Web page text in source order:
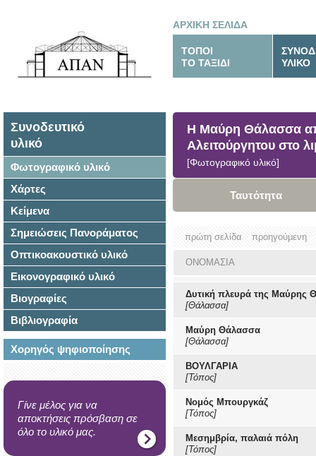
ΑΡΧΙΚΗ ΣΕΛΙΔΑ
ΤΟΠΟΙ
ΤΟ ΤΑΞΙΔΙ
ΥΛΙΚΟ
Συνοδευτικό
υλικό
Φωτογραφικό υλικό
Χάρτες
Κείμενα
Σημειώσεις Πανοράματος
Οπτικοακουστικό υλικό
Εικονογραφικό υλικό
Βιογραφίες
Βιβλιογραφία
Χορηγός ψηφιοποίησης
Γίνε μέλος για να
αποκτήσεις πρόσβαση σε
όλο το υλικό μας.
Η Μαύρη Θάλασσα
Αλειτούργητου στο
[Φωτογραφικό υλικό]
Ταυτότητα
πρώτη σελίδα προηγούμενη
ΟΝΟΜΑΣΙΑ
Δυτική πλευρά της Μαύρης
[Θάλασσα]
Μαύρη Θάλασσα
[Θάλασσα]
ΒΟΥΛΓΑΡΙΑ
[Τόπος]
Νομός Μπουργκάζ
[Τόπος]
Μεσημβρία, παλαιά πόλη
[Τόπος]